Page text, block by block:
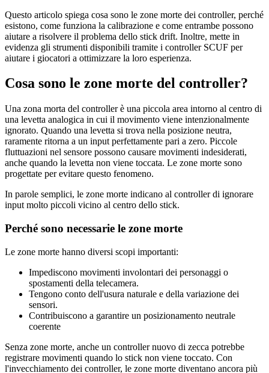
Questo articolo spiega cosa sono le zone morte dei controller, perché
esistono, come funziona la calibrazione e come entrambe possono
aiutare a risolvere il problema dello stick drift. Inoltre, mette in
evidenza gli strumenti disponibili tramite i controller SCUF per
aiutare i giocatori a ottimizzare la loro esperienza.
Cosa sono le zone morte del controller?
Una zona morta del controller è una piccola area intorno al centro di
una levetta analogica in cui il movimento viene intenzionalmente
ignorato. Quando una levetta si trova nella posizione neutra,
raramente ritorna a un input perfettamente pari a zero. Piccole
fluttuazioni nel sensore possono causare movimenti indesiderati,
anche quando la levetta non viene toccata. Le zone morte sono
progettate per evitare questo fenomeno.
In parole semplici, le zone morte indicano al controller di ignorare
input molto piccoli vicino al centro dello stick.
Perché sono necessarie le zone morte
Le zone morte hanno diversi scopi importanti:
Impediscono movimenti involontari dei personaggi o
spostamenti della telecamera.
Tengono conto dell'usura naturale e della variazione dei
sensori.
Contribuiscono a garantire un posizionamento neutrale
coerente
Senza zone morte, anche un controller nuovo di zecca potrebbe
registrare movimenti quando lo stick non viene toccato. Con
l'invecchiamento dei controller, le zone morte diventano ancora più